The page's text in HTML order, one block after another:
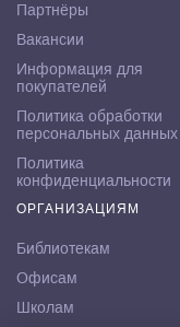
Партнёры
Вакансии
Информация для
покупателей
Политика обработки
персональных данных
Политика
конфиденциальности
ОРГАНИЗАЦИЯМ
Библиотекам
Офисам
Школам